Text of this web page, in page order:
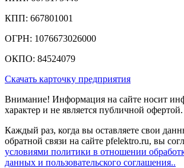
КПП: 667801001
ОГРН: 1076673026000
ОКПО: 84524079
Скачать карточку предприятия
Внимание! Информация на сайте носит
характер и не является публичной офертой.
Каждый раз, когда вы оставляете свои
обратной связи на сайте pfelektro.ru, вы
условиями политики в отношении
данных и пользовательского соглашения..